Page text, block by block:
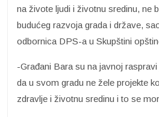
na živote ljudi i životnu sredinu, ne
budućeg razvoja grada i države,
odbornica DPS-a u Skupštini
-Građani Bara su na javnoj
da u svom gradu ne žele projekte
zdravlje i životnu sredinu i to se